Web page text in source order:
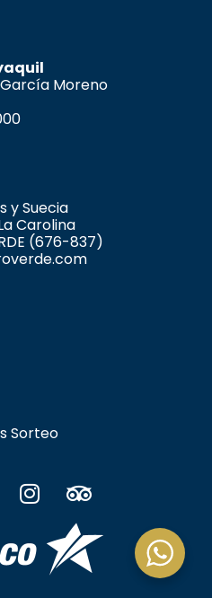
Moreno
y Suecia
Carolina
(676-837)
Sorteo